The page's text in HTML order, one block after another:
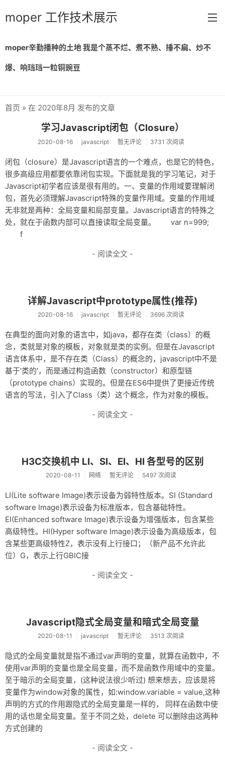
moper 工作技术展示
关于
moper辛勤播种的土地 我是个蒸不烂、煮不熟、捶不扁、炒不
爆、响珰珰一粒铜豌豆
首页 » 在 2020年8月 发布的文章
学习Javascript闭包（Closure）
2020-08-16 javascript 暂无评论 3731 次阅读
闭包（closure）是Javascript语言的一个难点，也是它的特色，
很多高级应用都要依靠闭包实现。下面就是我的学习笔记，对于
Javascript初学者应该是很有用的。一、变量的作用域要理解闭
包，首先必须理解Javascript特殊的变量作用域。变量的作用域
无非就是两种：全局变量和局部变量。Javascript语言的特殊之
处，就在于函数内部可以直接读取全局变量。 var n=999;
f
- 阅读全文 -
详解Javascript中prototype属性(推荐)
2020-08-16 javascript 暂无评论 3696 次阅读
在典型的面向对象的语言中，如java，都存在类（class）的概
念，类就是对象的模板，对象就是类的实例。但是在Javascript
语言体系中，是不存在类（Class）的概念的，javascript中不是
基于'类的'，而是通过构造函数（constructor）和原型链
（prototype chains）实现的。但是在ES6中提供了更接近传统
语言的写法，引入了Class（类）这个概念，作为对象的模板。
- 阅读全文 -
H3C交换机中 LI、SI、EI、HI 各型号的区别
2020-08-11 网络 暂无评论 5497 次阅读
LI(Lite software Image)表示设备为弱特性版本。SI (Standard
software Image)表示设备为标准版本，包含基础特性。
EI(Enhanced software Image)表示设备为增强版本，包含某些
高级特性。HI(Hyper software Image)表示设备为高级版本，包
含某些更高级特性Z，表示没有上行接口；（新产品不允许此
位）G，表示上行GBIC接
- 阅读全文 -
Javascript隐式全局变量和暗式全局变量
2020-08-11 javascript 暂无评论 3513 次阅读
隐式的全局变量就是指不通过var声明的变量，就算在函数中，不
使用var声明的变量也是全局变量，而不是函数作用域中的变量。
至于暗示的全局变量，(这种说法很少听过) 想来想去，应该是将
变量作为window对象的属性，如:window.variable = value,这种
声明的方式的作用跟隐式的全局变量是一样的， 同样在函数中使
用的话也是全局变量。至于不同之处，delete 可以删除由这两种
方式创建的
- 阅读全文 -